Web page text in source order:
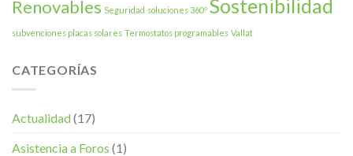
Renovables Seguridad soluciones 360º Sostenibilidad
subvenciones placas solares Termostatos programables Vallat
CATEGORÍAS
Actualidad(17)
Asistencia a Foros (1)